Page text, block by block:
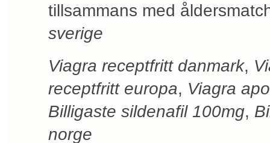
tillsammans med
sverige
Viagra receptfritt danmark,
receptfritt europa, Viagra
Billigaste sildenafil 100mg,
norge